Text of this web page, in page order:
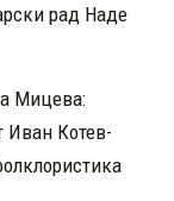
рад Наде
Мицева:
Иван Котев-